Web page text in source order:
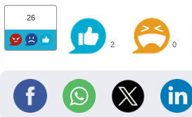
26
2 0